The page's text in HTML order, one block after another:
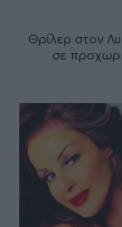
Θρίλερ στον
σε